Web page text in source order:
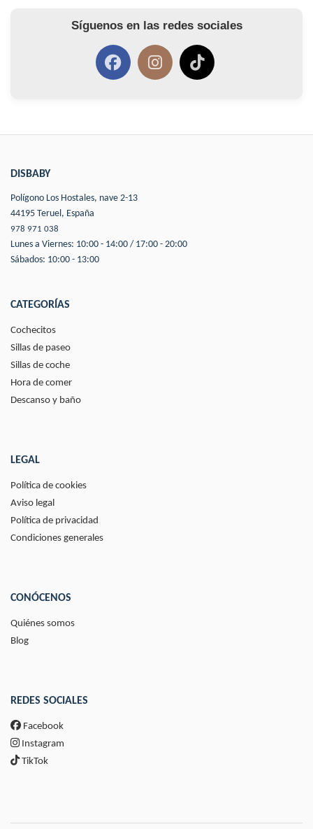
Síguenos en las redes sociales
DISBABY
Polígono Los Hostales, nave 2-13
44195 Teruel, España
978 971 038
Lunes a Viernes: 10:00 - 14:00 / 17:00 - 20:00
Sábados: 10:00 - 13:00
CATEGORÍAS
Cochecitos
Sillas de paseo
Sillas de coche
Hora de comer
Descanso y baño
LEGAL
Política de cookies
Aviso legal
Política de privacidad
Condiciones generales
CONÓCENOS
Quiénes somos
Blog
REDES SOCIALES
Facebook
Instagram
TikTok